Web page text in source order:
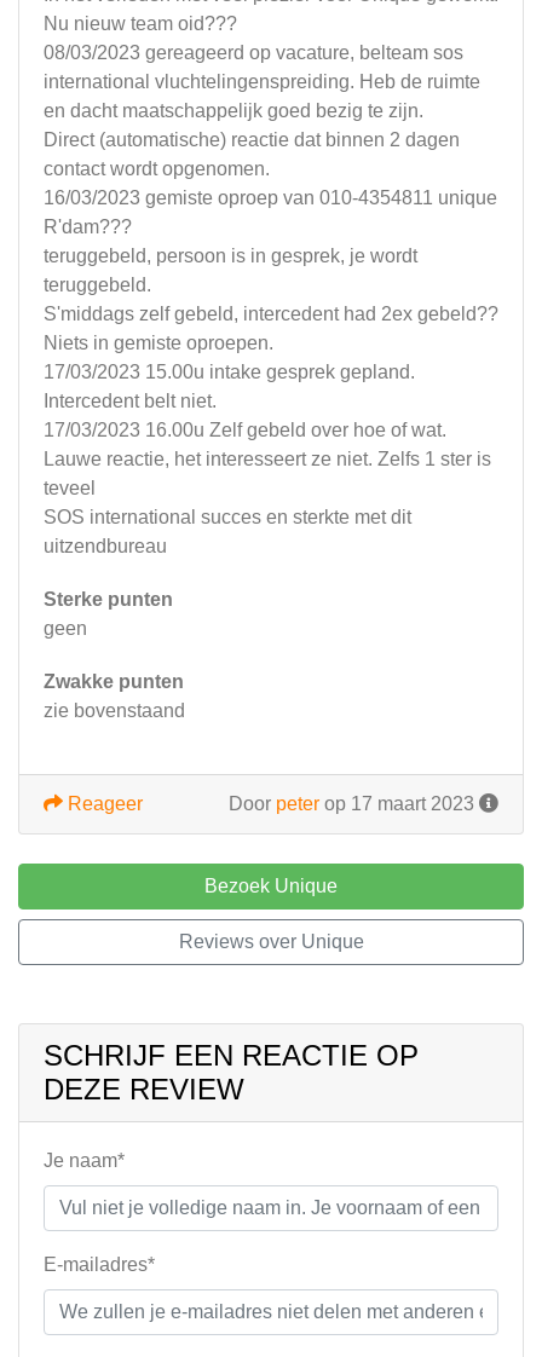
Nu nieuw team oid???
08/03/2023 gereageerd op vacature, belteam sos
international vluchtelingenspreiding. Heb de ruimte
en dacht maatschappelijk goed bezig te zijn.
Direct (automatische) reactie dat binnen 2 dagen
contact wordt opgenomen.
16/03/2023 gemiste oproep van 010-4354811 unique
R'dam???
teruggebeld, persoon is in gesprek, je wordt
teruggebeld.
S'middags zelf gebeld, intercedent had 2ex gebeld??
Niets in gemiste oproepen.
17/03/2023 15.00u intake gesprek gepland.
Intercedent belt niet.
17/03/2023 16.00u Zelf gebeld over hoe of wat.
Lauwe reactie, het interesseert ze niet. Zelfs 1 ster is
teveel
SOS international succes en sterkte met dit
uitzendbureau
Sterke punten
geen
Zwakke punten
zie bovenstaand
Door peter op 17 maart 2023
Reageer
Bezoek Unique
Reviews over Unique
SCHRIJF EEN REACTIE OP
DEZE REVIEW
Je naam*
E-mailadres*